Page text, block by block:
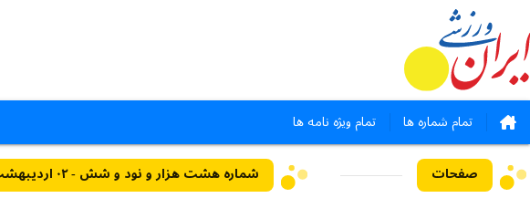
تمام شماره ها تمام ویژه نامه ها
صفحات شماره هشت هزار و نود و شش - ۰۲ اردیبهشت ۱۴۰۵